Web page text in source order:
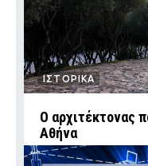
ΙΣΤΟΡΙΚΑ
Ο αρχιτέκτονας
Αθήνα